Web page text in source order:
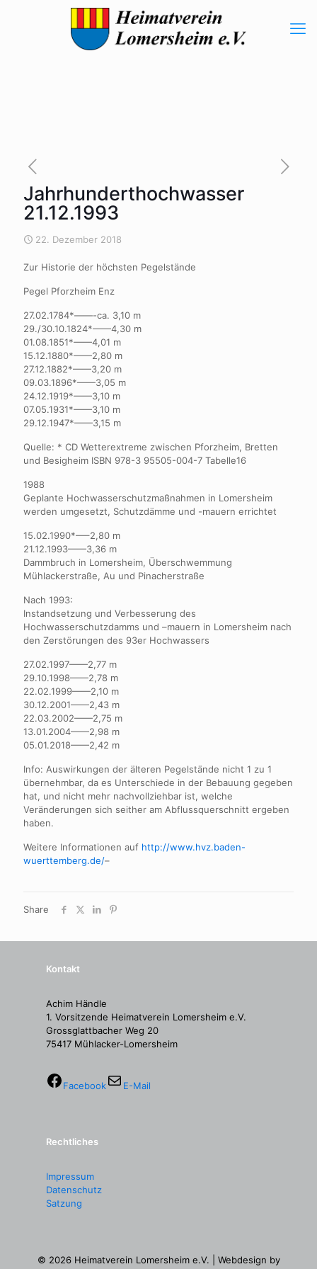
Jahrhunderthochwasser
21.12.1993
22. Dezember 2018
Zur Historie der höchsten Pegelstände
Pegel Pforzheim Enz
27.02.1784*——-ca. 3,10 m
29./30.10.1824*——4,30 m
01.08.1851*——4,01 m
15.12.1880*——2,80 m
27.12.1882*——3,20 m
09.03.1896*——3,05 m
24.12.1919*——3,10 m
07.05.1931*——3,10 m
29.12.1947*——3,15 m
Quelle: * CD Wetterextreme zwischen Pforzheim, Bretten
und Besigheim ISBN 978-3 95505-004-7 Tabelle16
1988
Geplante Hochwasserschutzmaßnahmen in Lomersheim
werden umgesetzt, Schutzdämme und -mauern errichtet
15.02.1990*—–2,80 m
21.12.1993——3,36 m
Dammbruch in Lomersheim, Überschwemmung
Mühlackerstraße, Au und Pinacherstraße
Nach 1993:
Instandsetzung und Verbesserung des
Hochwasserschutzdamms und –mauern in Lomersheim nach
den Zerstörungen des 93er Hochwassers
27.02.1997——2,77 m
29.10.1998——2,78 m
22.02.1999——2,10 m
30.12.2001——2,43 m
22.03.2002——2,75 m
13.01.2004——2,98 m
05.01.2018——2,42 m
Info: Auswirkungen der älteren Pegelstände nicht 1 zu 1
übernehmbar, da es Unterschiede in der Bebauung gegeben
hat, und nicht mehr nachvollziehbar ist, welche
Veränderungen sich seither am Abflussquerschnitt ergeben
haben.
Weitere Informationen auf http://www.hvz.baden-
wuerttemberg.de/–
Share
Kontakt
Achim Händle
1. Vorsitzende Heimatverein Lomersheim e.V.
Grossglattbacher Weg 20
75417 Mühlacker-Lomersheim
Facebook E-Mail
Rechtliches
Impressum
Datenschutz
Satzung
© 2026 Heimatverein Lomersheim e.V. | Webdesign by